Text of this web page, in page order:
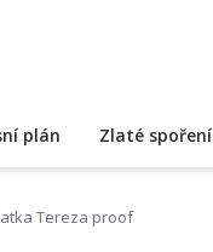
plán Zlaté spoření
Tereza proof